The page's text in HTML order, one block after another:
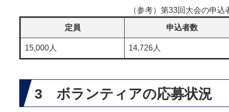
（参考）第33回大会の申込
定員 申込者数
15,000人 14,726人
3 ボランティアの応募状況